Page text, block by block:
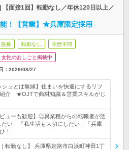
面接1回】転勤なし／年休120日以上／
！【営業】★兵庫限定採用
急募 転勤なし 学歴不問
女性のおしごと掲載中
： 2026/08/27
シュとは無縁】住まいを快適にするリフ
紹介 ★OJTで商材知識＆営業スキルがじ
ューも歓迎】◎異業種からの転職者が活
い」「私生活も大切にしたい」「兵庫
！
転勤なし】 兵庫県姫路市白浜町神田1丁